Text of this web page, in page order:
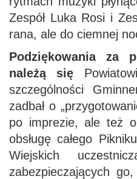
Zespół Luka Rosi i
rana, ale do ciemnej
Podziękowania za
należą się
szczególności
zadbał o
po imprezie, ale też o
obsługę całego
Wiejskich
zabezpieczających